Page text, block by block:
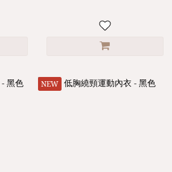
NEW